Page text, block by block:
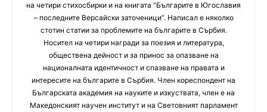
на четири стихосбирки и на книгата “Българите в Югославия
– последните Версайски заточеници”. Написал е няколко
стотин статии за проблемите на българите в Сърбия.
Носител на четири награди за поезия и литература,
обществена дейност и за принос за опазване на
националната идентичност и спазване на правата и
интересите на българите в Сърбия. Член кореспондент на
Българската академия на науките и изкуствата, член е на
Македонският научен институт и на Световният парламент